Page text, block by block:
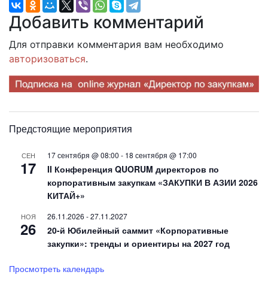
Добавить комментарий
Для отправки комментария вам необходимо
авторизоваться.
Предстоящие мероприятия
СЕН
17
17 сентября @ 08:00 - 18 сентября @ 17:00
II Конференция QUORUM директоров по
корпоративным закупкам «ЗАКУПКИ В АЗИИ 2026
КИТАЙ+»
НОЯ
26
26.11.2026 -27.11.2027
20-й Юбилейный саммит «Корпоративные
закупки»: тренды и ориентиры на 2027 год
Просмотреть календарь